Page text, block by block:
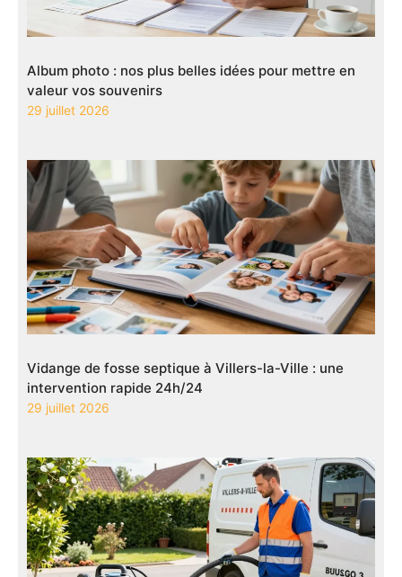
Album photo : nos plus belles idées pour mettre en
valeur vos souvenirs
29 juillet 2026
Vidange de fosse septique à Villers-la-Ville : une
intervention rapide 24h/24
29 juillet 2026